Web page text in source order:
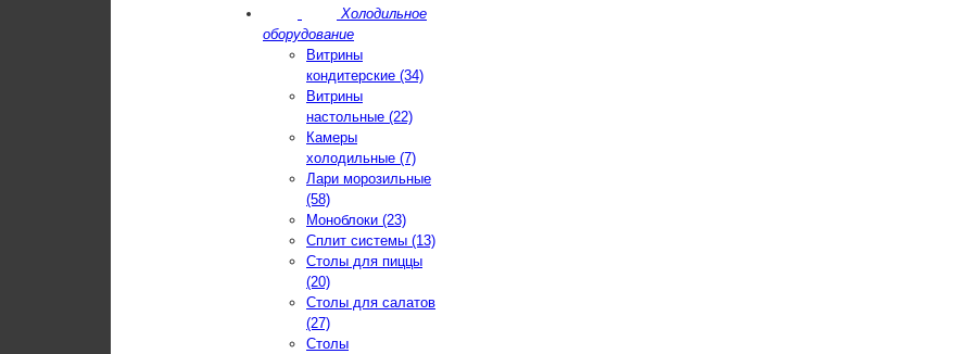
Холодильное
оборудование
Витрины
кондитерские (34)
Витрины
настольные (22)
Камеры
холодильные (7)
Лари морозильные
(58)
Моноблоки (23)
Сплит системы (13)
Столы для пиццы
(20)
Столы для салатов
(27)
Столы